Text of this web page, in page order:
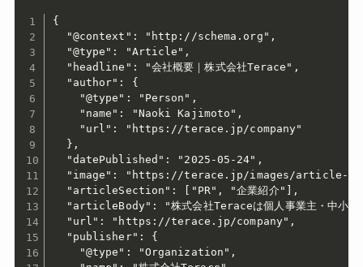
{
  "@context": "http://schema.org",
  "@type": "Article",
  "headline": "会社概要｜株式会社Terace",
  "author": {
    "@type": "Person",
    "name": "Naoki Kajimoto",
    "url": "https://terace.jp/company"
  },
  "datePublished": "2025-05-24",
"image": "https://terace.jp/images/article-
  "articleSection": ["PR", "企業紹介"],
"articleBody": "株式会社Teraceは個人事業主・中小企
  "url": "https://terace.jp/company",
  "publisher": {
    "@type": "Organization",